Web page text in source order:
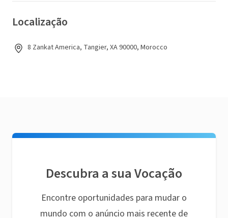
Localização
8 Zankat America, Tangier, XA 90000, Morocco
Descubra a sua Vocação
Encontre oportunidades para mudar o
mundo com o anúncio mais recente de